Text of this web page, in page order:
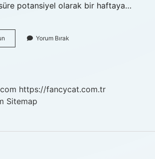
potansiyel olarak bir haftaya…
Mutfak
Yorum Bırak
https://fancycat.com.tr
Sitemap